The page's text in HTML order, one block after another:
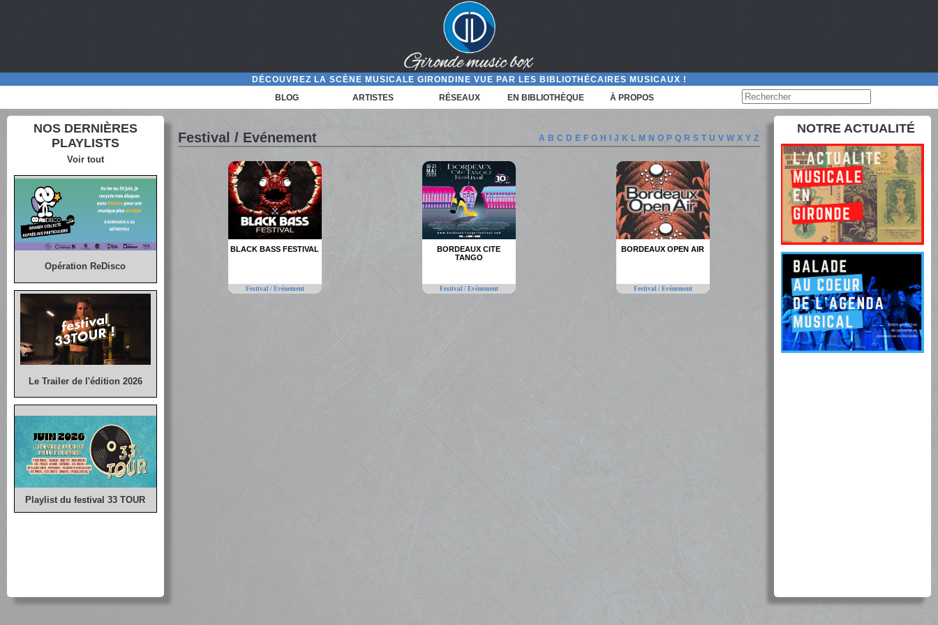
DÉCOUVREZ LA SCÈNE MUSICALE GIRONDINE VUE PAR LES BIBLIOTHÉCAIRES MUSICAUX !
BLOG
ARTISTES RÉSEAUX EN BIBLIOTHÈQUE À PROPOS
NOS DERNIÈRES
PLAYLISTS
Voir tout
Opération ReDisco
Le Trailer de l'édition 2026
Playlist du festival 33 TOUR
Festival / Evénement A B C D E F G H I J K L M N O P Q R S T U V W X Y Z
BLACK BASS FESTIVAL
Festival / Evénement
BORDEAUX CITE
TANGO
Festival / Evénement
BORDEAUX OPEN AIR
Festival / Evénement
NOTRE ACTUALITÉ